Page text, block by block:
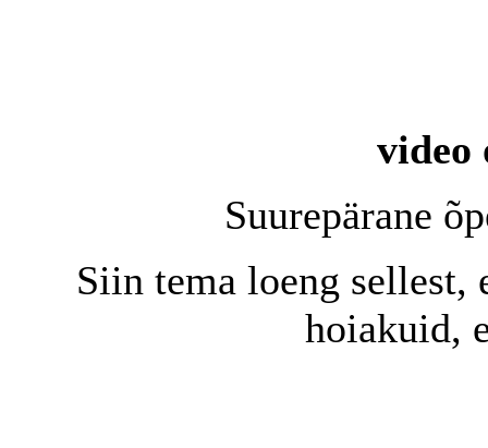
video
Suurepärane
Siin tema loeng sellest,
hoiakuid,